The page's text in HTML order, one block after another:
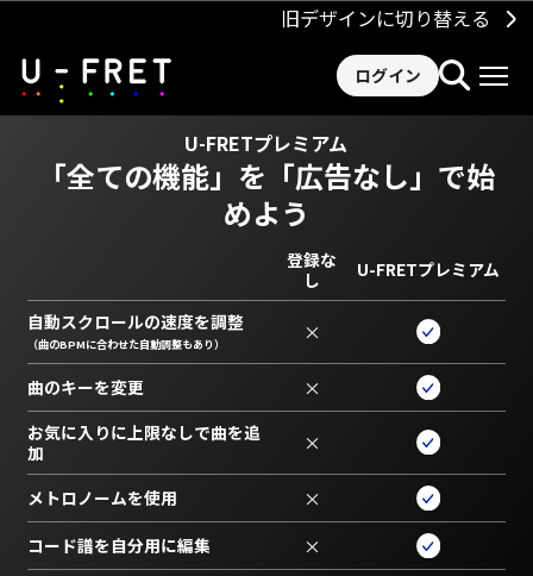
旧デザインに切り替える
ログイン
U-FRETプレミアム
「全ての機能」を 「広告なし」で始
めよう
登録な
し
U-FRETプレミアム
自動スクロールの速度を調整
（曲のBPMに合わせた自動調整もあり） ×
曲のキーを変更 ×
お気に入りに上限なしで曲を追
加
×
メトロノームを使用 ×
コード譜を自分用に編集 ×